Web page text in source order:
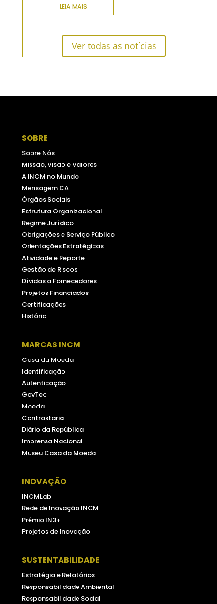
LEIA MAIS
Ver todas as notícias
SOBRE
Sobre Nós
Missão, Visão e Valores
A INCM no Mundo
Mensagem CA
Órgãos Sociais
Estrutura Organizacional
Regime Jurídico
Obrigações e Serviço Público
Orientações Estratégicas
Atividade e Reporte
Gestão de Riscos
Dívidas a Fornecedores
Projetos Financiados
Certificações
História
MARCAS INCM
Casa da Moeda
Identificação
Autenticação
GovTec
Moeda
Contrastaria
Diário da República
Imprensa Nacional
Museu Casa da Moeda
INOVAÇÃO
INCMLab
Rede de Inovação INCM
Prémio IN3+
Projetos de Inovação
SUSTENTABILIDADE
Estratégia e Relatórios
Responsabilidade Ambiental
Responsabilidade Social